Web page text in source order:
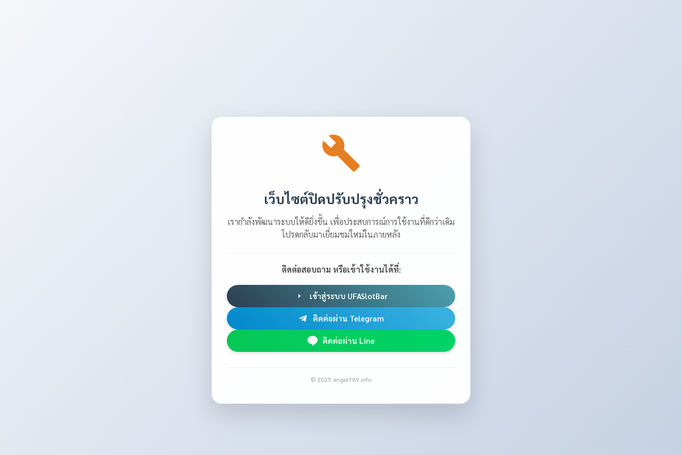
เว็บไซต์ปิดปรับปรุงชั่วคราว
เรากำลังพัฒนาระบบให้ดียิ่งขึ้น เพื่อประสบการณ์การใช้งานที่ดีกว่าเดิม
โปรดกลับมาเยี่ยมชมใหม่ในภายหลัง
ติดต่อสอบถาม หรือเข้าใช้งานได้ที่:
เข้าสู่ระบบ UFASlotBar
ติดต่อผ่าน Telegram
ติดต่อผ่าน Line
© 2025 angel789.info